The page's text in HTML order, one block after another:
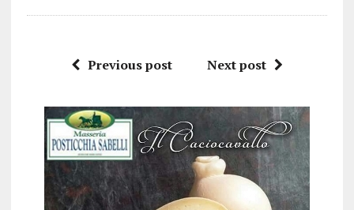
Previous post Next post